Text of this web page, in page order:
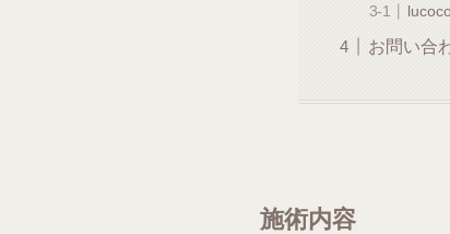
お問い合
施術内容